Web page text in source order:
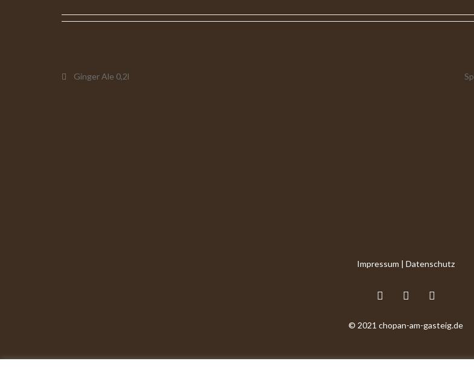
Beitragsnavigation
Ginger Ale 0,2l
Impressum | Datenschutz
© 2021 chopan-am-gasteig.de